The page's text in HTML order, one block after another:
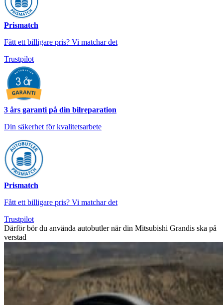
Prismatch
Fått ett billigare pris? Vi matchar det
Trustpilot
3 års garanti på din bilreparation
Din säkerhet för kvalitetsarbete
Prismatch
Fått ett billigare pris? Vi matchar det
Trustpilot
Därför bör du använda autobutler när din Mitsubishi Grandis ska på
verstad